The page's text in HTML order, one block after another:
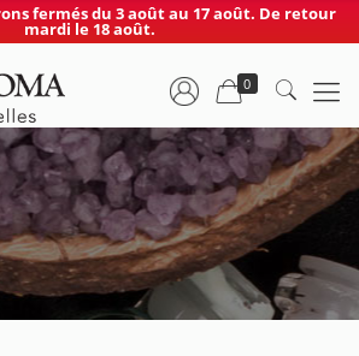
fermés du 3 août au 17 août. De retour
mardi le 18 août.
0